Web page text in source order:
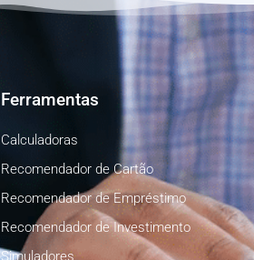
Ferramentas
Calculadoras
Recomendador de Cartão
Recomendador de Empréstimo
Recomendador de Investimento
Simuladores